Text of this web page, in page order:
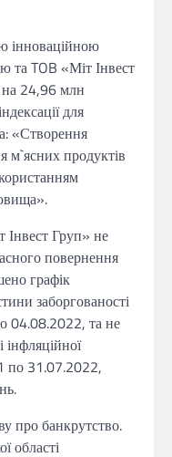
інноваційною
та TOB «Міт Інвест
на 24,96 млн
для
«Створення
м`ясних продуктів
Груп» не
повернення
графік
заборгованості
04.08.2022, та не
інфляційної
по 31.07.2022,
про банкрутство.
області